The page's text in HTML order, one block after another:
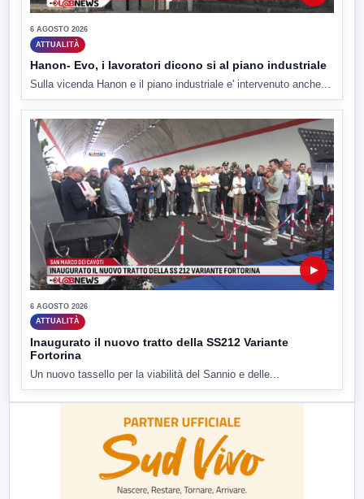
6 AGOSTO 2026
ATTUALITÀ
Hanon- Evo, i lavoratori dicono si al piano industriale
Sulla vicenda Hanon e il piano industriale e' intervenuto anche...
▶
6 AGOSTO 2026
ATTUALITÀ
Inaugurato il nuovo tratto della SS212 Variante
Fortorina
Un nuovo tassello per la viabilità del Sannio e delle...